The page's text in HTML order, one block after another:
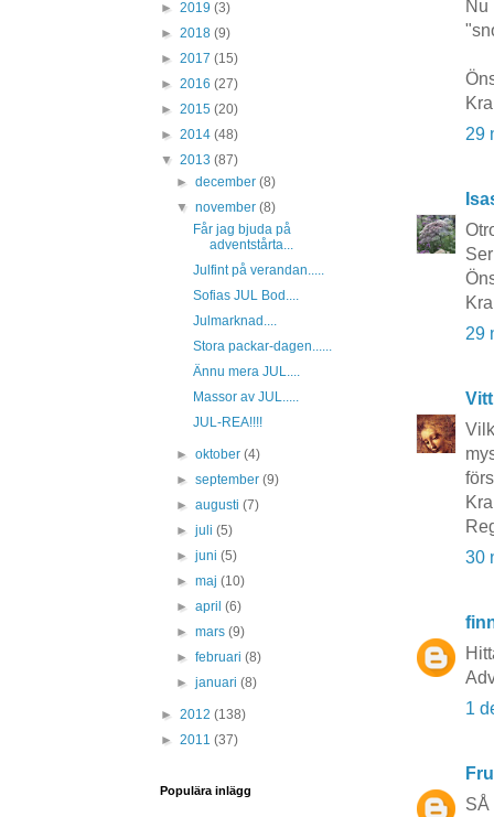
Nu
29
29
30
1
SÅ
► 2019 (3)
► 2018 (9)
► 2017 (15)
► 2016 (27)
► 2015 (20)
► 2014 (48)
▼ 2013 (87)
►december(8)
▼november(8)
Får jag bjuda på
adventstårta...
Julfint på verandan.....
Sofias JUL Bod....
Julmarknad....
Stora packar-dagen......
Ännu mera JUL....
Massor av JUL.....
JUL-REA!!!!
►oktober(4)
►september(9)
►augusti(7)
►juli(5)
►juni(5)
►maj(10)
►april(6)
►mars(9)
►februari(8)
►januari(8)
► 2012 (138)
► 2011 (37)
Populära inlägg